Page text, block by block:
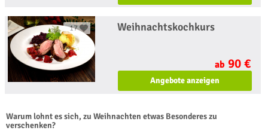
17 Weihnachtskochkurs
ab 90 €
Angebote anzeigen
Warum lohnt es sich, zu Weihnachten etwas Besonderes zu
verschenken?